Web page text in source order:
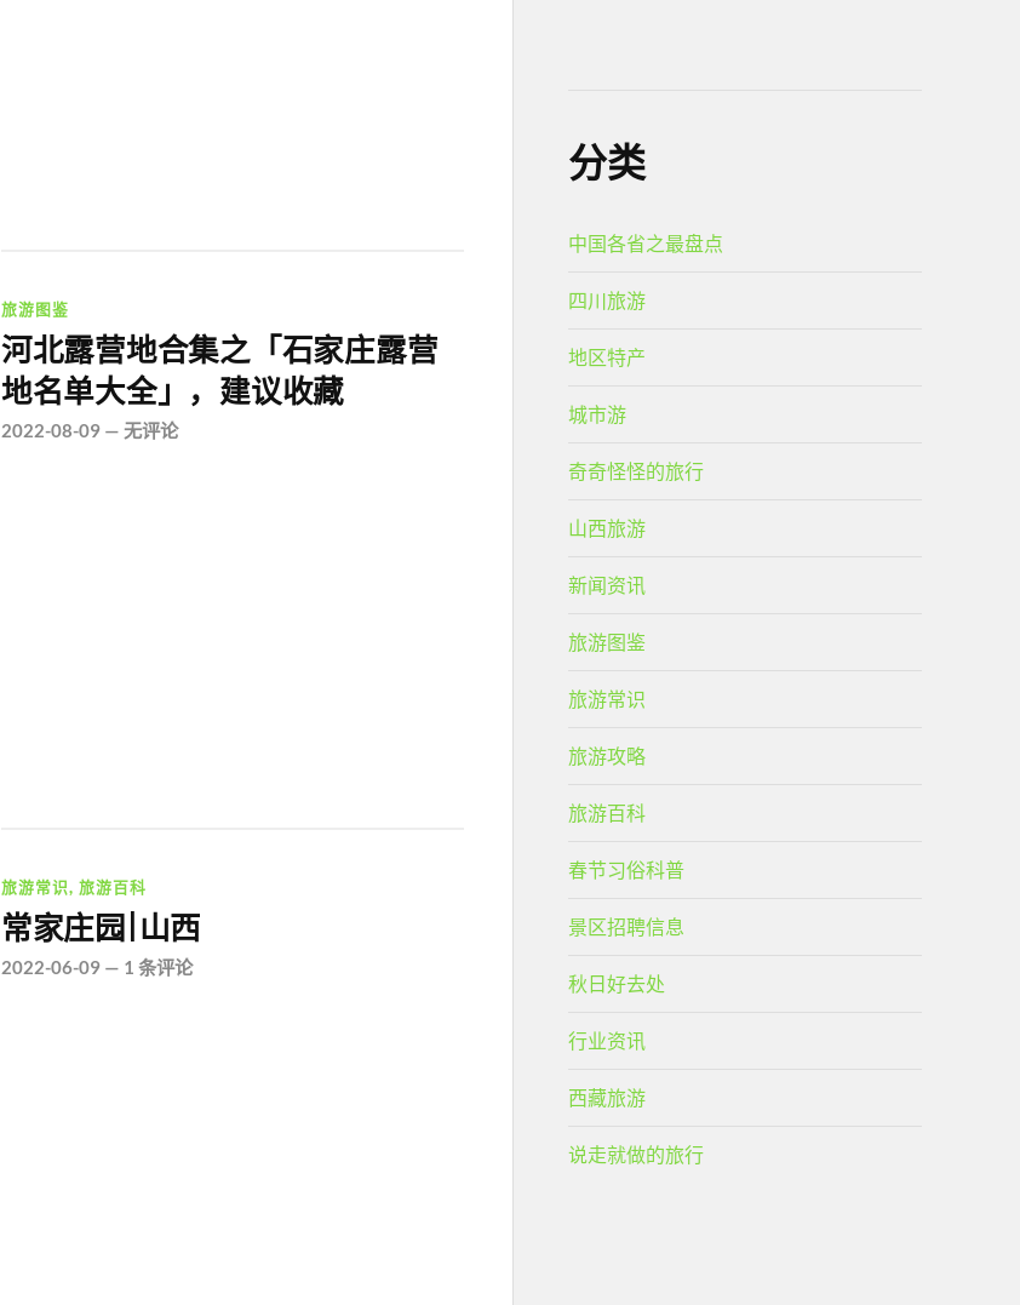
旅游图鉴
河北露营地合集之「石家庄露营
地名单大全」，建议收藏
2022-08-09— 无评论
旅游常识, 旅游百科
常家庄园|山西
2022-06-09— 1 条评论
分类
中国各省之最盘点
四川旅游
地区特产
城市游
奇奇怪怪的旅行
山西旅游
新闻资讯
旅游图鉴
旅游常识
旅游攻略
旅游百科
春节习俗科普
景区招聘信息
秋日好去处
行业资讯
西藏旅游
说走就做的旅行